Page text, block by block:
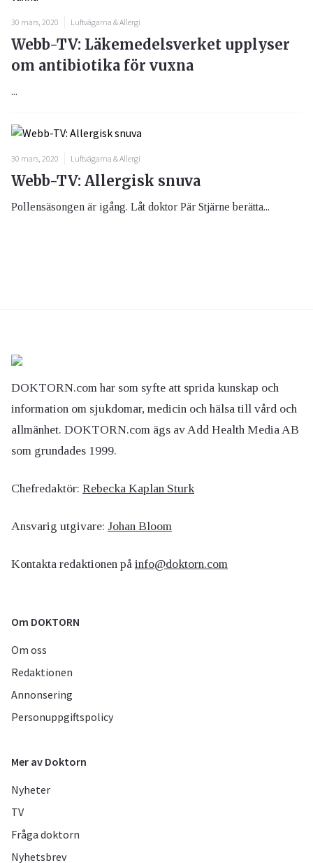
30 mars, 2020 Luftvägarna & Allergi
Webb-TV: Läkemedelsverket upplyser
om antibiotika för vuxna
...
30 mars, 2020 Luftvägarna & Allergi
Webb-TV: Allergisk snuva
Pollensäsongen är igång. Låt doktor Pär Stjärne berätta...
DOKTORN.com har som syfte att sprida kunskap och
information om sjukdomar, medicin och hälsa till vård och
allmänhet. DOKTORN.com ägs av Add Health Media AB
som grundades 1999.
Chefredaktör: Rebecka Kaplan Sturk
Ansvarig utgivare: Johan Bloom
Kontakta redaktionen på info@doktorn.com
Om DOKTORN
Om oss
Redaktionen
Annonsering
Personuppgiftspolicy
Mer av Doktorn
Nyheter
TV
Fråga doktorn
Nyhetsbrev